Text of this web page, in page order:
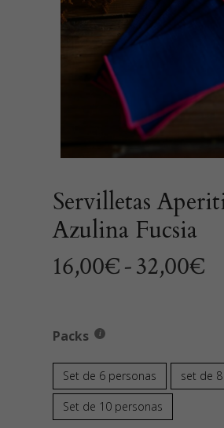
Servilletas
Azulina Fucsia
16,00€-32,00€
Packs
Set de 6 personas set de
Set de 10 personas